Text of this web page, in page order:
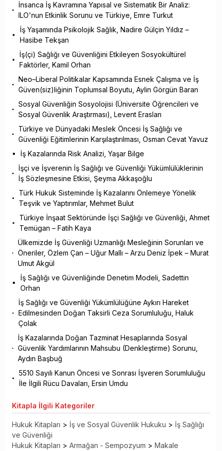
İnsanca İş Kavramına Yapısal ve Sistematik Bir Analiz:
ILO'nun Etkinlik Sorunu ve Türkiye, Emre Turkut
İş Yaşamında Psikolojik Sağlık, Nadire Gülçin Yıldız –
Hasibe Tekşan
İş(çi) Sağlığı ve Güvenliğini Etkileyen Sosyokültürel
Faktörler, Kamil Orhan
Neo–Liberal Politikalar Kapsamında Esnek Çalışma ve İş
Güven(siz)liğinin Toplumsal Boyutu, Aylin Görgün Baran
Sosyal Güvenliğin Sosyolojisi (Üniversite Öğrencileri ve
Sosyal Güvenlik Araştırması), Levent Eraslan
Türkiye ve Dünyadaki Meslek Öncesi İş Sağlığı ve
Güvenliği Eğitimlerinin Karşılaştırılması, Osman Cevat Yavuz
İş Kazalarında Risk Analizi, Yaşar Bilge
İşçi ve İşverenin İş Sağlığı ve Güvenliği Yükümlülüklerinin
İş Sözleşmesine Etkisi, Şeyma Akkaşoğlu
Türk Hukuk Sisteminde İş Kazalarını Önlemeye Yönelik
Teşvik ve Yaptırımlar, Mehmet Bulut
Türkiye İnşaat Sektöründe İşçi Sağlığı ve Güvenliği, Ahmet
Temügan – Fatih Kaya
Ülkemizde İş Güvenliği Uzmanlığı Mesleğinin Sorunları ve
Öneriler, Özlem Çan – Uğur Mallı – Arzu Deniz İpek – Murat
Umut Akgül
İş Sağlığı ve Güvenliğinde Denetim Modeli, Sadettin
Orhan
İş Sağlığı ve Güvenliği Yükümlülüğüne Aykırı Hareket
Edilmesinden Doğan Taksirli Ceza Sorumluluğu, Haluk
Çolak
İş Kazalarında Doğan Tazminat Hesaplarında Sosyal
Güvenlik Yardımlarının Mahsubu (Denkleştirme) Sorunu,
Aydın Başbuğ
5510 Sayılı Kanun Öncesi ve Sonrası İşveren Sorumluluğu
İle İlgili Rücu Davaları, Ersin Umdu
Kitapla İlgili Kategoriler
Hukuk Kitapları > İş ve Sosyal Güvenlik Hukuku > İş Sağlığı
ve Güvenliği
Hukuk Kitapları > Armağan - Sempozyum > Makale